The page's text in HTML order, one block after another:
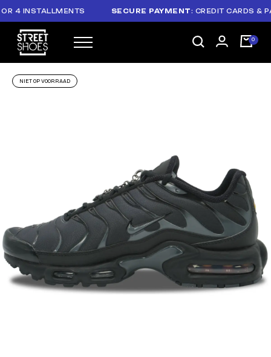
INSTALLMENTS SECURE PAYMENT: CREDIT CARDS &
NIET OP VOORRAAD